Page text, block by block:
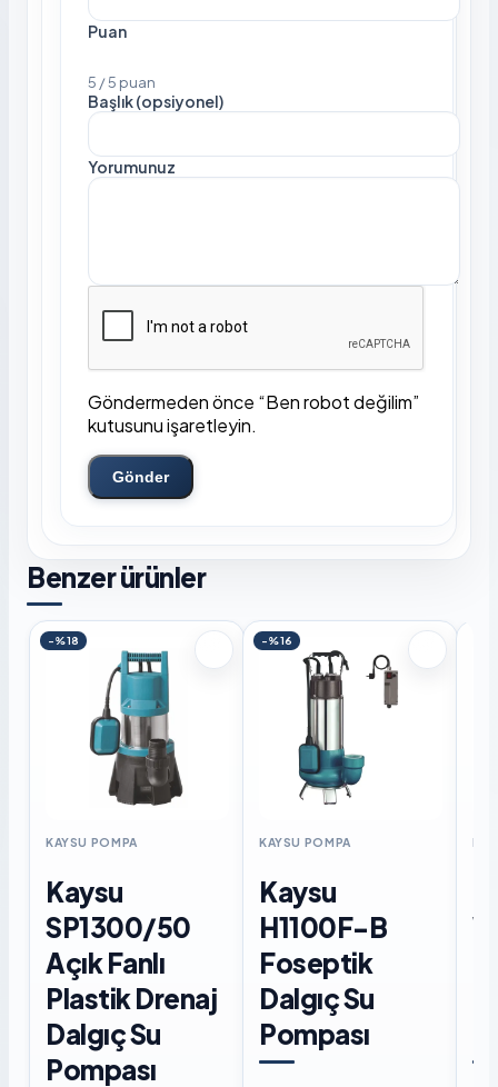
Puan
5 / 5 puan
Başlık (opsiyonel)
Yorumunuz
Göndermeden önce “Ben robot değilim”
kutusunu işaretleyin.
Gönder
Benzer ürünler
-%18
KAYSU POMPA
Kaysu
SP1300/50
Açık Fanlı
Plastik Drenaj
Dalgıç Su
Pompası
-%16
KAYSU POMPA
Kaysu
H1100F-B
Foseptik
Dalgıç Su
Pompası